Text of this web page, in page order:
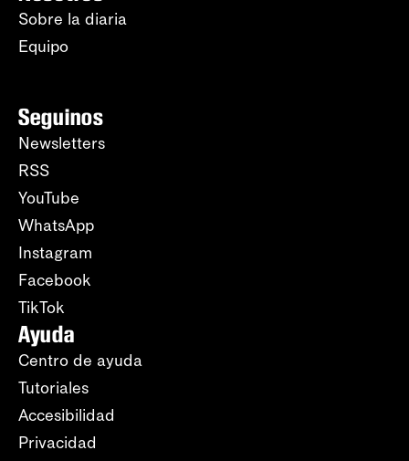
Sobre la diaria
Equipo
Seguinos
Newsletters
RSS
YouTube
WhatsApp
Instagram
Facebook
TikTok
Ayuda
Centro de ayuda
Tutoriales
Accesibilidad
Privacidad